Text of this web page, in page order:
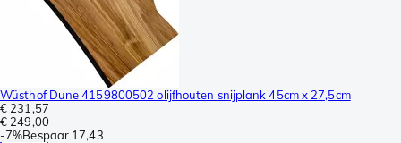
Wüsthof Dune 4159800502 olijfhouten snijplank 45cm x 27,5cm
€ 231,57
€ 249,00
-7%Bespaar 17,43